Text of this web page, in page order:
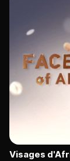
Visages